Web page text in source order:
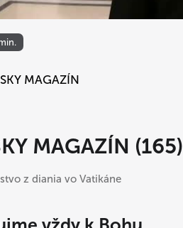
MAGAZÍN
MAGAZÍN (165)
z diania vo Vatikáne